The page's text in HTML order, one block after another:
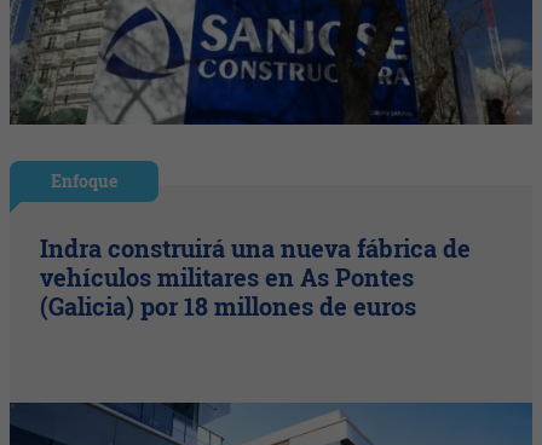
Enfoque
Indra construirá una nueva fábrica de
vehículos militares en As Pontes
(Galicia) por 18 millones de euros